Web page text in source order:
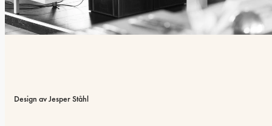
Design av Jesper Ståhl